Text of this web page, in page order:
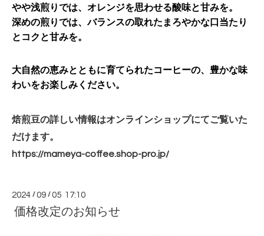
やや浅煎りでは、オレンジを思わせる酸味と甘みを。
深めの煎りでは、バランスの取れたまろやかな口当たり
とコクと甘みを。
大自然の恵みとともに育てられたコーヒーの、豊かな味
わいをお楽しみください。
焙煎豆の詳しい情報はオンラインショップにてご覧いた
だけます。
https://mameya-coffee.shop-pro.jp/
2024 /09 /05 17:10
価格改定のお知らせ